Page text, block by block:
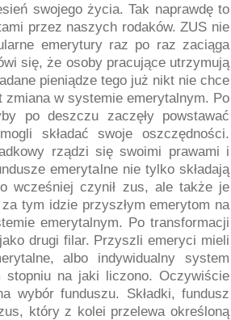
swojego życia. Tak naprawdę to
przez naszych rodaków. ZUS nie
emerytury raz po raz zaciąga
się, że osoby pracujące utrzymują
pieniądze tego już nikt nie chce
zmiana w systemie emerytalnym. Po
po deszczu zaczęły powstawać
składać swoje oszczędności.
rządzi się swoimi prawami i
emerytalne nie tylko składają
wcześniej czynił zus, ale także je
tym idzie przyszłym emerytom na
emerytalnym. Po transformacji
drugi filar. Przyszli emeryci mieli
albo indywidualny system
na jaki liczono. Oczywiście
wybór funduszu. Składki, fundusz
który z kolei przelewa określoną